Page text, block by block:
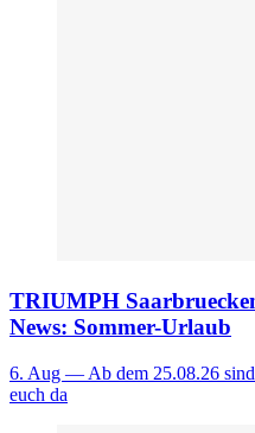
TRIUMPH
News: Sommer-Urlaub
6. Aug — Ab dem 25.08.26
euch da